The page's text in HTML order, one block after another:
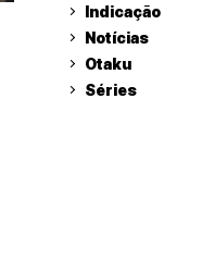
Indicação
Notícias
Otaku
Séries